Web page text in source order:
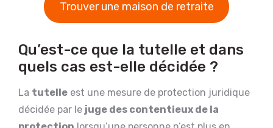
Trouver une maison de retraite
Qu’est-ce que la tutelle et dans
quels cas est-elle décidée ?
La tutelle est une mesure de protection juridique
décidée par le juge des contentieux de la